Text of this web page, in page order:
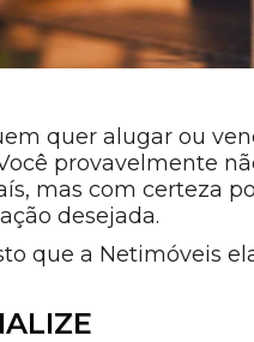
quer alugar ou
provavelmente
mas com certeza
desejada.
que a Netimóveis